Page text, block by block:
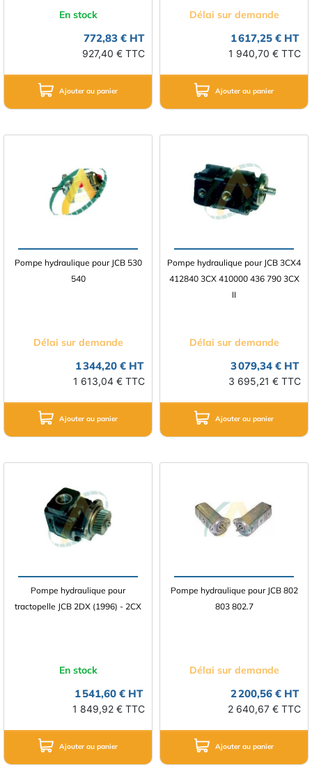
En stock
772,83 € HT
927,40 € TTC
Ajouter au panier
Délai sur demande
1 617,25 € HT
1 940,70 € TTC
Ajouter au panier
Pompe hydraulique pour JCB 530
540
Délai sur demande
1 344,20 € HT
1 613,04 € TTC
Ajouter au panier
Pompe hydraulique pour JCB 3CX4
412840 3CX 410000 436 790 3CX
II
Délai sur demande
3 079,34 € HT
3 695,21 € TTC
Ajouter au panier
Pompe hydraulique pour
tractopelle JCB 2DX (1996) - 2CX
En stock
1 541,60 € HT
1 849,92 € TTC
Ajouter au panier
Pompe hydraulique pour JCB 802
803 802.7
Délai sur demande
2 200,56 € HT
2 640,67 € TTC
Ajouter au panier